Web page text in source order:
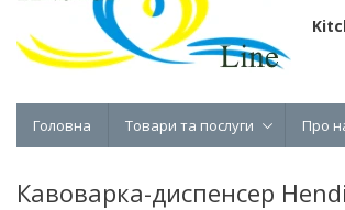
Головна Товари та послуги Про
Кавоварка-диспенсер